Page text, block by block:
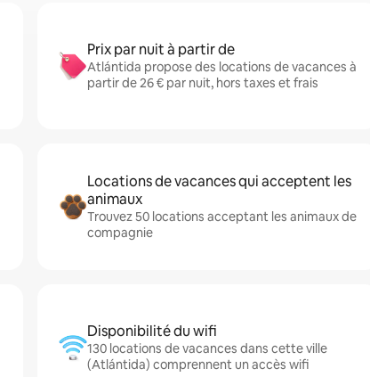
Prix par nuit à partir de
Atlántida propose des locations de vacances à
partir de 26 € par nuit, hors taxes et frais
Locations de vacances qui acceptent les
animaux
Trouvez 50 locations acceptant les animaux de
compagnie
Disponibilité du wifi
130 locations de vacances dans cette ville
(Atlántida) comprennent un accès wifi